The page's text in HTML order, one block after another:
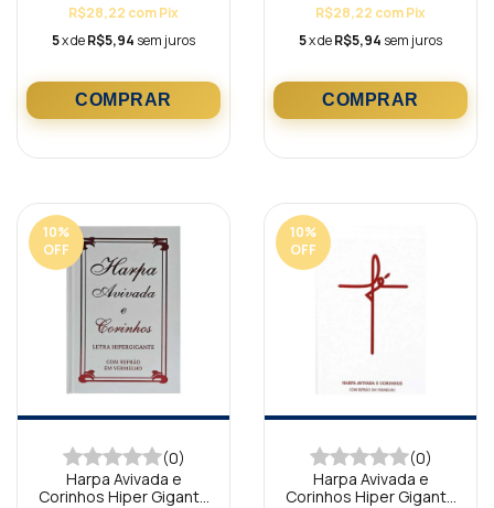
R$28,22 comPix
5x deR$5,94 sem juros
R$28,22 comPix
5x deR$5,94 sem juros
10%
OFF
(0)
Harpa Avivada e
Corinhos Hiper Gigante
10%
OFF
(0)
Harpa Avivada e
Corinhos Hiper Gigante